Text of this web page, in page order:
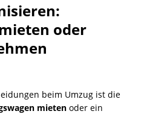
oder
beim Umzug ist die
mieten oder ein